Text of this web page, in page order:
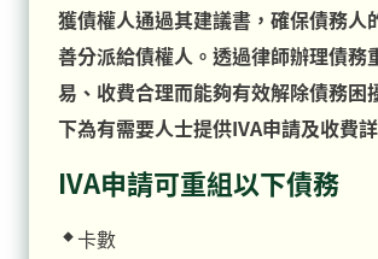
獲債權人通過其建議書，確保債務人
善分派給債權人。透過律師辦理債務
易、收費合理而能夠有效解除債務困
下為有需要人士提供IVA申請及收費
IVA申請可重組以下債務
卡數